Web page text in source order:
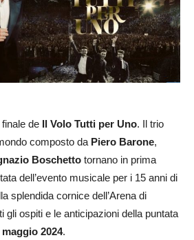
de Il Volo Tutti per Uno. Il trio
composto da Piero Barone,
Boschetto tornano in prima
dell’evento musicale per i 15 anni di
splendida cornice dell’Arena di
gli ospiti e le anticipazioni della puntata
2024.